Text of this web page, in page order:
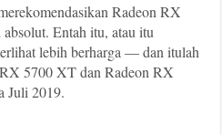
Radeon RX
Entah itu, atau itu
lebih berharga — dan itulah
5700 XT dan Radeon RX
Juli 2019.